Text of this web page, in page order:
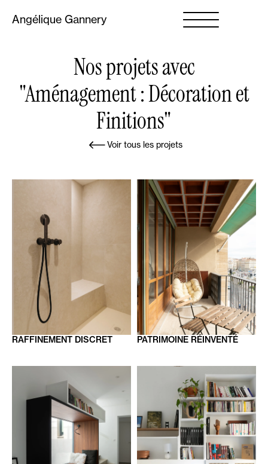
Angélique Gannery
Nos projets avec
"Aménagement : Décoration et
Finitions"
Voir tous les projets
RAFFINEMENT DISCRET PATRIMOINE RÉINVENTÉ